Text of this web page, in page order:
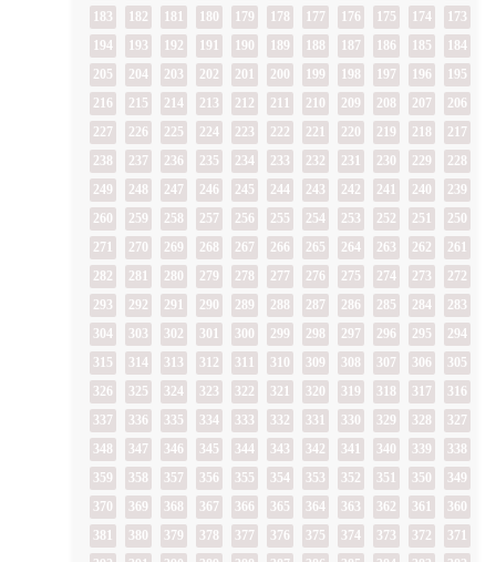
173
174
175
176
177
178
179
180
181
182
183
184
185
186
187
188
189
190
191
192
193
194
195
196
197
198
199
200
201
202
203
204
205
206
207
208
209
210
211
212
213
214
215
216
217
218
219
220
221
222
223
224
225
226
227
228
229
230
231
232
233
234
235
236
237
238
239
240
241
242
243
244
245
246
247
248
249
250
251
252
253
254
255
256
257
258
259
260
261
262
263
264
265
266
267
268
269
270
271
272
273
274
275
276
277
278
279
280
281
282
283
284
285
286
287
288
289
290
291
292
293
294
295
296
297
298
299
300
301
302
303
304
305
306
307
308
309
310
311
312
313
314
315
316
317
318
319
320
321
322
323
324
325
326
327
328
329
330
331
332
333
334
335
336
337
338
339
340
341
342
343
344
345
346
347
348
349
350
351
352
353
354
355
356
357
358
359
360
361
362
363
364
365
366
367
368
369
370
371
372
373
374
375
376
377
378
379
380
381